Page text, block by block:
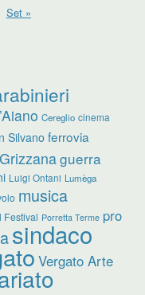
Set »
Cereglio cinema
Silvano ferrovia
Grizzanaguerra
Luigi Ontani Lumèga
musica
Festival Porretta Terme pro
sindaco
Vergato Arte